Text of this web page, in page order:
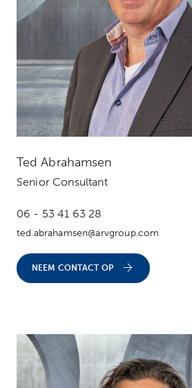
Ted Abrahamsen
Senior Consultant
06 - 53 41 63 28
ted.abrahamsen@arvgroup.com
NEEM CONTACT OP